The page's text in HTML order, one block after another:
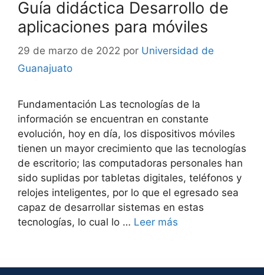
Guía didáctica Desarrollo de
aplicaciones para móviles
29 de marzo de 2022 por Universidad de
Guanajuato
Fundamentación Las tecnologías de la
información se encuentran en constante
evolución, hoy en día, los dispositivos móviles
tienen un mayor crecimiento que las tecnologías
de escritorio; las computadoras personales han
sido suplidas por tabletas digitales, teléfonos y
relojes inteligentes, por lo que el egresado sea
capaz de desarrollar sistemas en estas
tecnologías, lo cual lo … Leer más